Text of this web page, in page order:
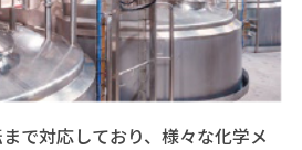
で対応しており、様々な化学メ